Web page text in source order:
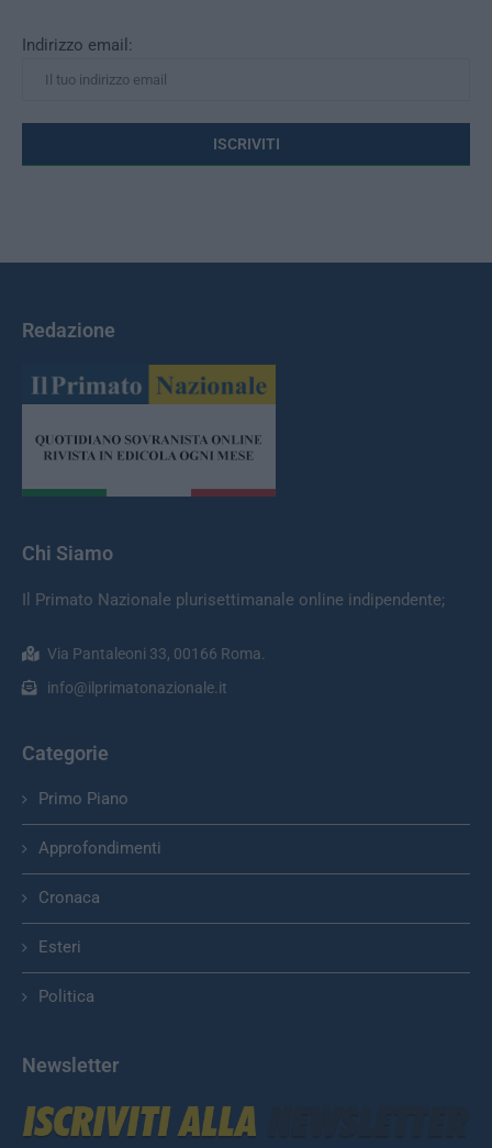
Indirizzo email:
Redazione
Chi Siamo
Il Primato Nazionale plurisettimanale online indipendente;
Via Pantaleoni 33, 00166 Roma.
info@ilprimatonazionale.it
Categorie
Primo Piano
Approfondimenti
Cronaca
Esteri
Politica
Newsletter